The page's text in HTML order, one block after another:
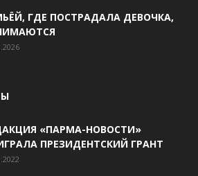
ГДЕ ПОСТРАДАЛА ДЕВОЧКА,
«ПАРМА-НОВОСТИ»
ПРЕЗИДЕНТСКИЙ ГРАНТ